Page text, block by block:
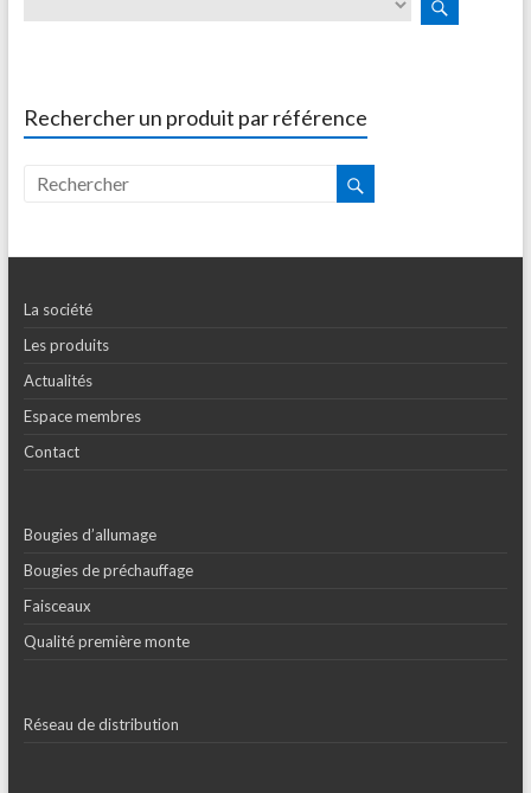
Rechercher un produit par référence
La société
Les produits
Actualités
Espace membres
Contact
Bougies d’allumage
Bougies de préchauffage
Faisceaux
Qualité première monte
Réseau de distribution